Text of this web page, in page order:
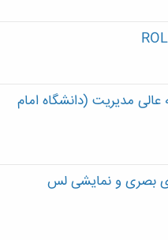
مدیریت (دانشگاه امام
بصری و نمایشی لس